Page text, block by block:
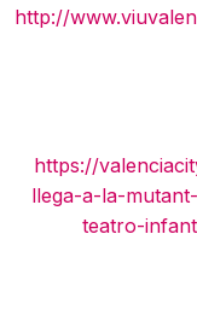
http://
https://
llega-a-la-
teatro-